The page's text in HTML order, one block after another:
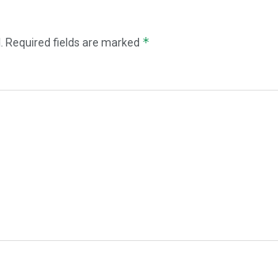
Required fields are marked *